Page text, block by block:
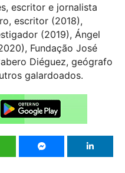
escritor e jornalista
escritor (2018),
(2019), Ángel
Fundação José
Diéguez, geógrafo
galardoados.